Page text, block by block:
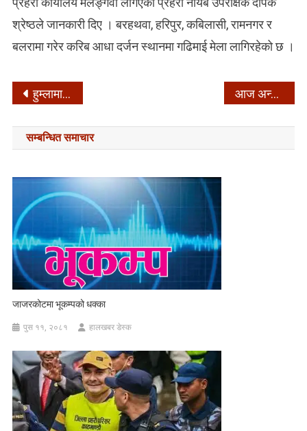
श्रेष्ठले जानकारी दिए । बरहथवा, हरिपुर, कबिलासी, रामनगर र
बलरामा गरेर करिब आधा दर्जन स्थानमा गढिमाई मेला लागिरहेको छ ।
Post
navigation
हुम्लामा हिमपात आज अन्तर्राष्ट्रिय मानव अधिकार दिवस नेपालमा पनि विभिन्न कार्यक्रम गरी मनाइँदै
सम्बन्धित समाचार
जाजरकोटमा भूकम्पको धक्का
पुस ११, २०८१ हालखबर डेस्क